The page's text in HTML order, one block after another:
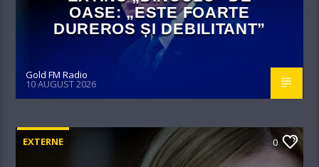
OASE: „ESTE FOARTE
DUREROS ȘI DEBILITANT”
Gold FM Radio
10 AUGUST 2026
EXTERNE 0